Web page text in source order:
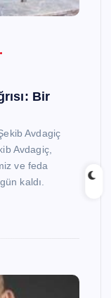
Bir
Avdagiç
Avdagiç,
ve feda
kaldı.